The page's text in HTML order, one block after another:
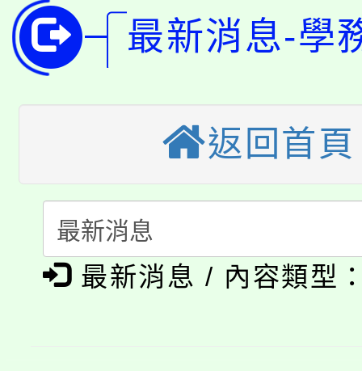
《TA101》溝通分析基
程，歡迎學生輔導中心
心理、諮商輔導、社會
系所師生報名參加。
轉知苗栗縣政府辦理
縣市「校園短影音徵選
門員」簡章及活動海報
踴躍報名參加。
桃園市115學年度學生
要點
「桃園市補助參觀特色
展演活動實施計畫」
115年度「教育部表揚
義教育推展貢獻獎」
公告本校115學年度第
代理(課)教師甄選結果(
「2026金融保險知識
車」活動
桃園市115學年度學生
公告本校115學年度第
最新消息-學
返回首頁
最新消息 / 內容類型